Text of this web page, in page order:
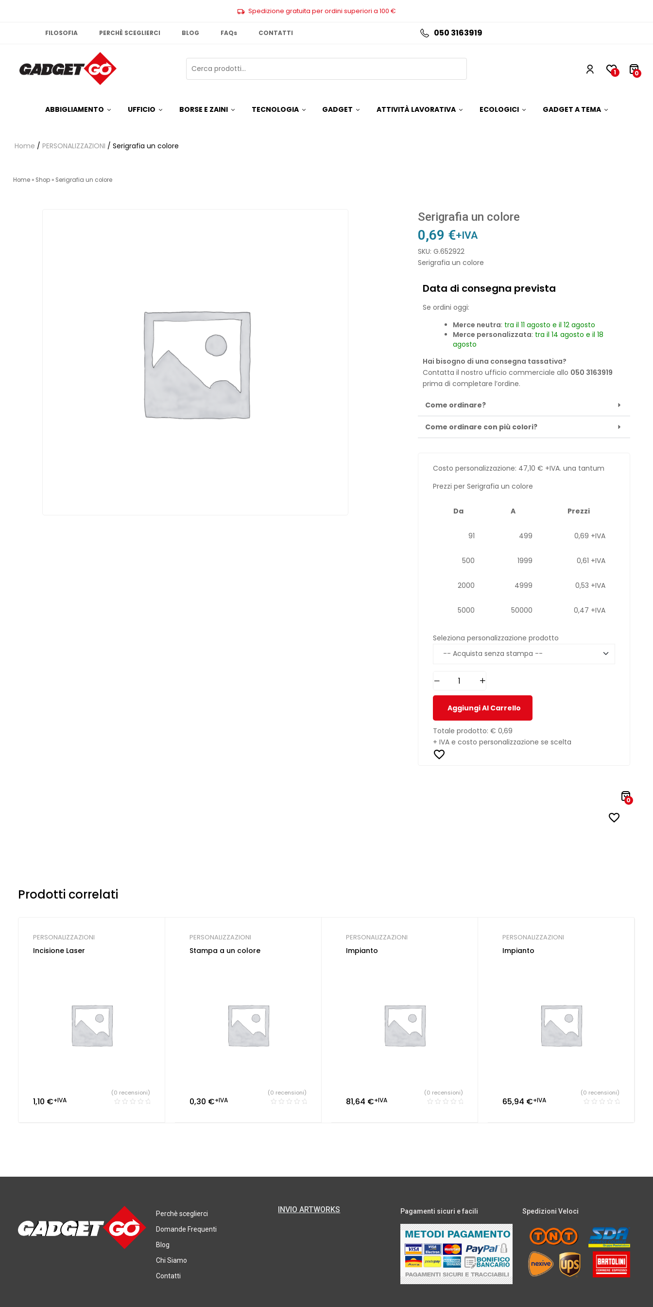
Spedizione gratuita per ordini superiori a 100 €
FILOSOFIA PERCHÈ SCEGLIERCI BLOG FAQs CONTATTI 050 3163919
1 0
ABBIGLIAMENTO UFFICIO BORSE E ZAINI TECNOLOGIA GADGET ATTIVITÀ LAVORATIVA ECOLOGICI GADGET A TEMA
Home / PERSONALIZZAZIONI / Serigrafia un colore
Home » Shop » Serigrafia un colore
Serigrafia un colore
0,69 €+IVA
SKU: G.652922
Serigrafia un colore
Data di consegna prevista
Se ordini oggi:
Merce neutra: tra il 11 agosto e il 12 agosto
Merce personalizzata: tra il 14 agosto e il 18
agosto
Hai bisogno di una consegna tassativa?
Contatta il nostro ufficio commerciale allo 050 3163919
prima di completare l’ordine.
Come ordinare?
Come ordinare con più colori?
Costo personalizzazione: 47,10 € +IVA. una tantum
Prezzi per Serigrafia un colore
Da A Prezzi
91 499 0,69 +IVA
500 1999 0,61 +IVA
2000 4999 0,53 +IVA
5000 50000 0,47 +IVA
Seleziona personalizzazione prodotto
Aggiungi Al Carrello
Totale prodotto: € 0,69
+ IVA e costo personalizzazione se scelta
0
Prodotti correlati
PERSONALIZZAZIONI
Incisione Laser
1,10 €+IVA
(0 recensioni)
PERSONALIZZAZIONI
Stampa a un colore
0,30 €+IVA
(0 recensioni)
PERSONALIZZAZIONI
Impianto
81,64 €+IVA
(0 recensioni)
PERSONALIZZAZIONI
Impianto
65,94 €+IVA
(0 recensioni)
Perchè sceglierci
Domande Frequenti
Blog
Chi Siamo
Contatti
INVIO ARTWORKS Pagamenti sicuri e facili Spedizioni Veloci